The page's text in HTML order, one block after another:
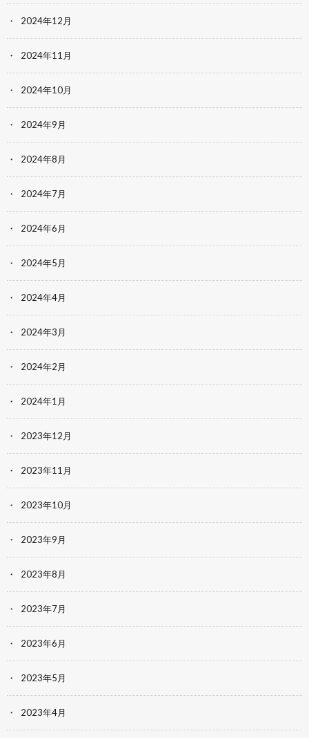
2024年12月
2024年11月
2024年10月
2024年9月
2024年8月
2024年7月
2024年6月
2024年5月
2024年4月
2024年3月
2024年2月
2024年1月
2023年12月
2023年11月
2023年10月
2023年9月
2023年8月
2023年7月
2023年6月
2023年5月
2023年4月